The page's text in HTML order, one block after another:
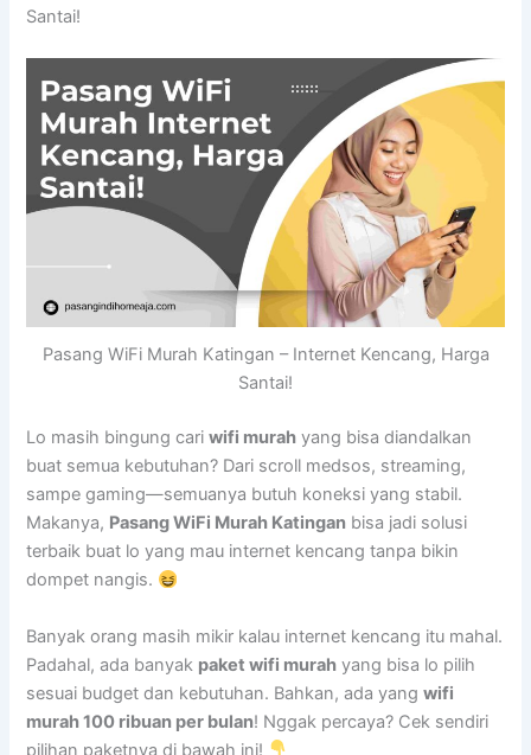
Santai!
Pasang WiFi Murah Katingan – Internet Kencang, Harga
Santai!
Lo masih bingung cariwifi murah yang bisa diandalkan
buat semua kebutuhan? Dari scroll medsos, streaming,
sampe gaming—semuanya butuh koneksi yang stabil.
Makanya, Pasang WiFi Murah Katingan bisa jadi solusi
terbaik buat lo yang mau internet kencang tanpa bikin
dompet nangis.
Banyak orang masih mikir kalau internet kencang itu mahal.
Padahal, ada banyak paket wifi murah yang bisa lo pilih
sesuai budget dan kebutuhan. Bahkan, ada yangwifi
murah 100 ribuan per bulan! Nggak percaya? Cek sendiri
pilihan paketnya di bawah ini!